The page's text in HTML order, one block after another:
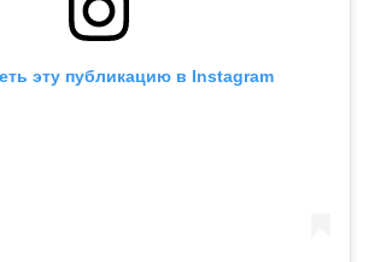
эту публикацию в Instagram